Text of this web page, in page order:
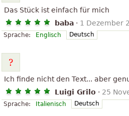
Das Stück ist einfach für mich
baba · 1 Dezember
Sprache: Englisch Deutsch
Ich finde nicht den Text... aber
Luigi Grilo · 25
Sprache: Italienisch Deutsch